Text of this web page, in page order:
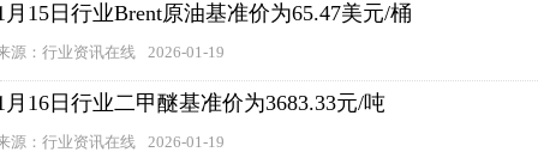
月15日行业Brent原油基准价为65.47美元/桶
源：行业资讯在线 2026-01-19
月16日行业二甲醚基准价为3683.33元/吨
源：行业资讯在线 2026-01-19